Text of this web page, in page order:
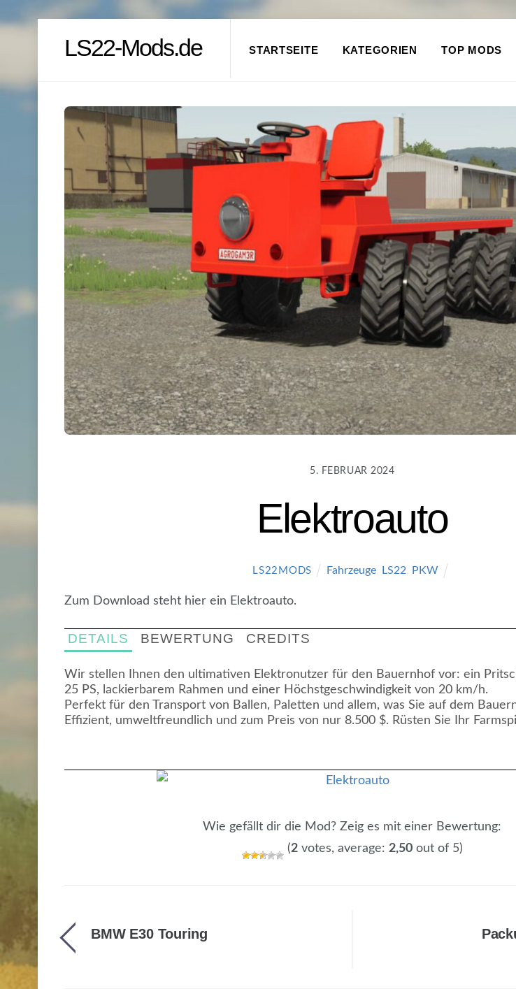
LS22-Mods.de STARTSEITE KATEGORIEN TOP MODS
5. FEBRUAR 2024
Elektroauto
LS22MODS Fahrzeuge LS22 PKW
Zum Download steht hier ein Elektroauto.
DETAILS BEWERTUNG CREDITS
Wir stellen Ihnen den ultimativen Elektronutzer für den Bauernhof vor: ein
25 PS, lackierbarem Rahmen und einer Höchstgeschwindigkeit von 20 km/h.
Perfekt für den Transport von Ballen, Paletten und allem, was Sie auf dem
Effizient, umweltfreundlich und zum Preis von nur 8.500 $. Rüsten Sie Ihr
Wie gefällt dir die Mod? Zeig es mit einer Bewertung:
(2votes, average: 2,50out of 5)
BMW E30 Touring